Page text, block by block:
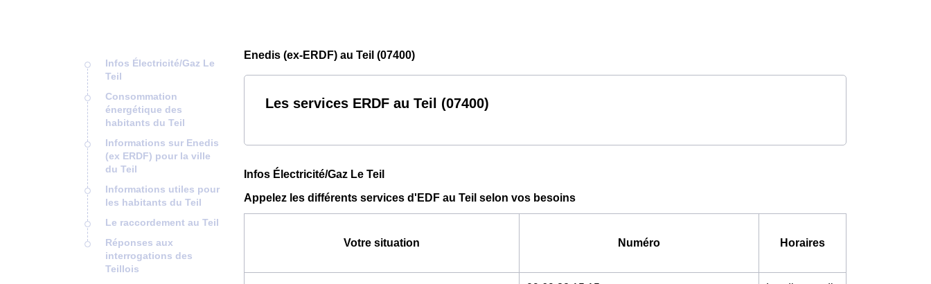
Infos Électricité/Gaz Le
Teil
Consommation
énergétique des
habitants du Teil
Informations sur Enedis
(ex ERDF) pour la ville
du Teil
Informations utiles pour
les habitants du Teil
Le raccordement au Teil
Réponses aux
interrogations des
Teillois
Enedis (ex-ERDF) au Teil (07400)
Les services ERDF au Teil (07400)
Infos Électricité/Gaz Le Teil
Appelez les différents services d'EDF au Teil selon vos besoins
Votre situation Numéro Horaires